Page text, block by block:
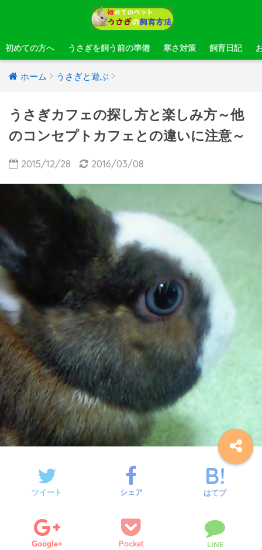
初めての方へ うさぎを飼う前の準備 寒さ対策 飼育日記
ホーム うさぎと遊ぶ
うさぎカフェの探し方と楽しみ方～他
のコンセプトカフェとの違いに注意～
2015/12/28 2016/03/08
ツイート シェア はてブ
Google+ Pocket LINE